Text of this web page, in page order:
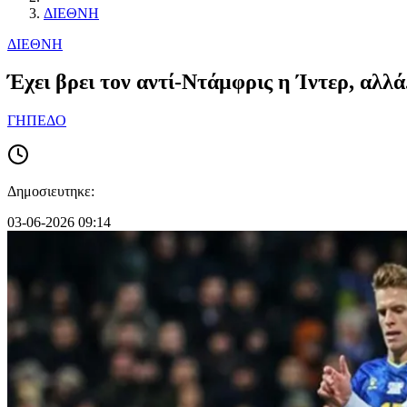
ΔΙΕΘΝΗ
ΔΙΕΘΝΗ
Έχει βρει τον αντί-Ντάμφρις η Ίντερ,
ΓΗΠΕΔΟ
Δημοσιευτηκε:
03-06-2026 09:14